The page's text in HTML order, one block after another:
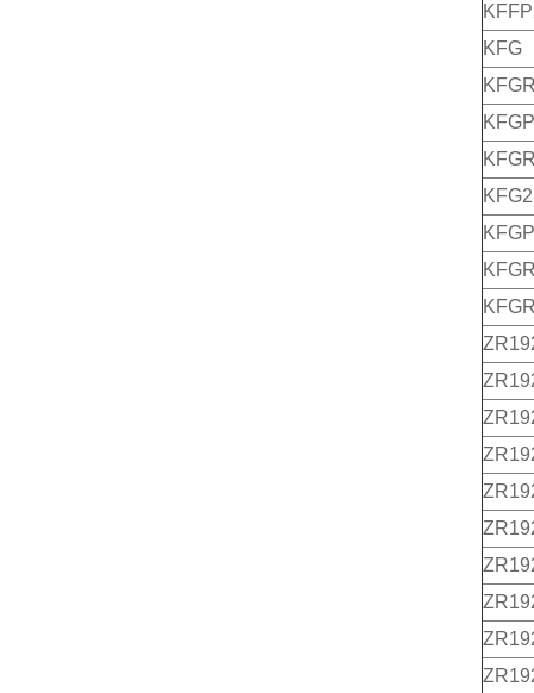
KFG
KFGP